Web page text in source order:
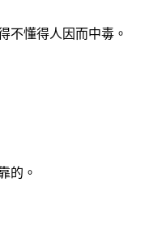
不懂得人因而中毒。
的。